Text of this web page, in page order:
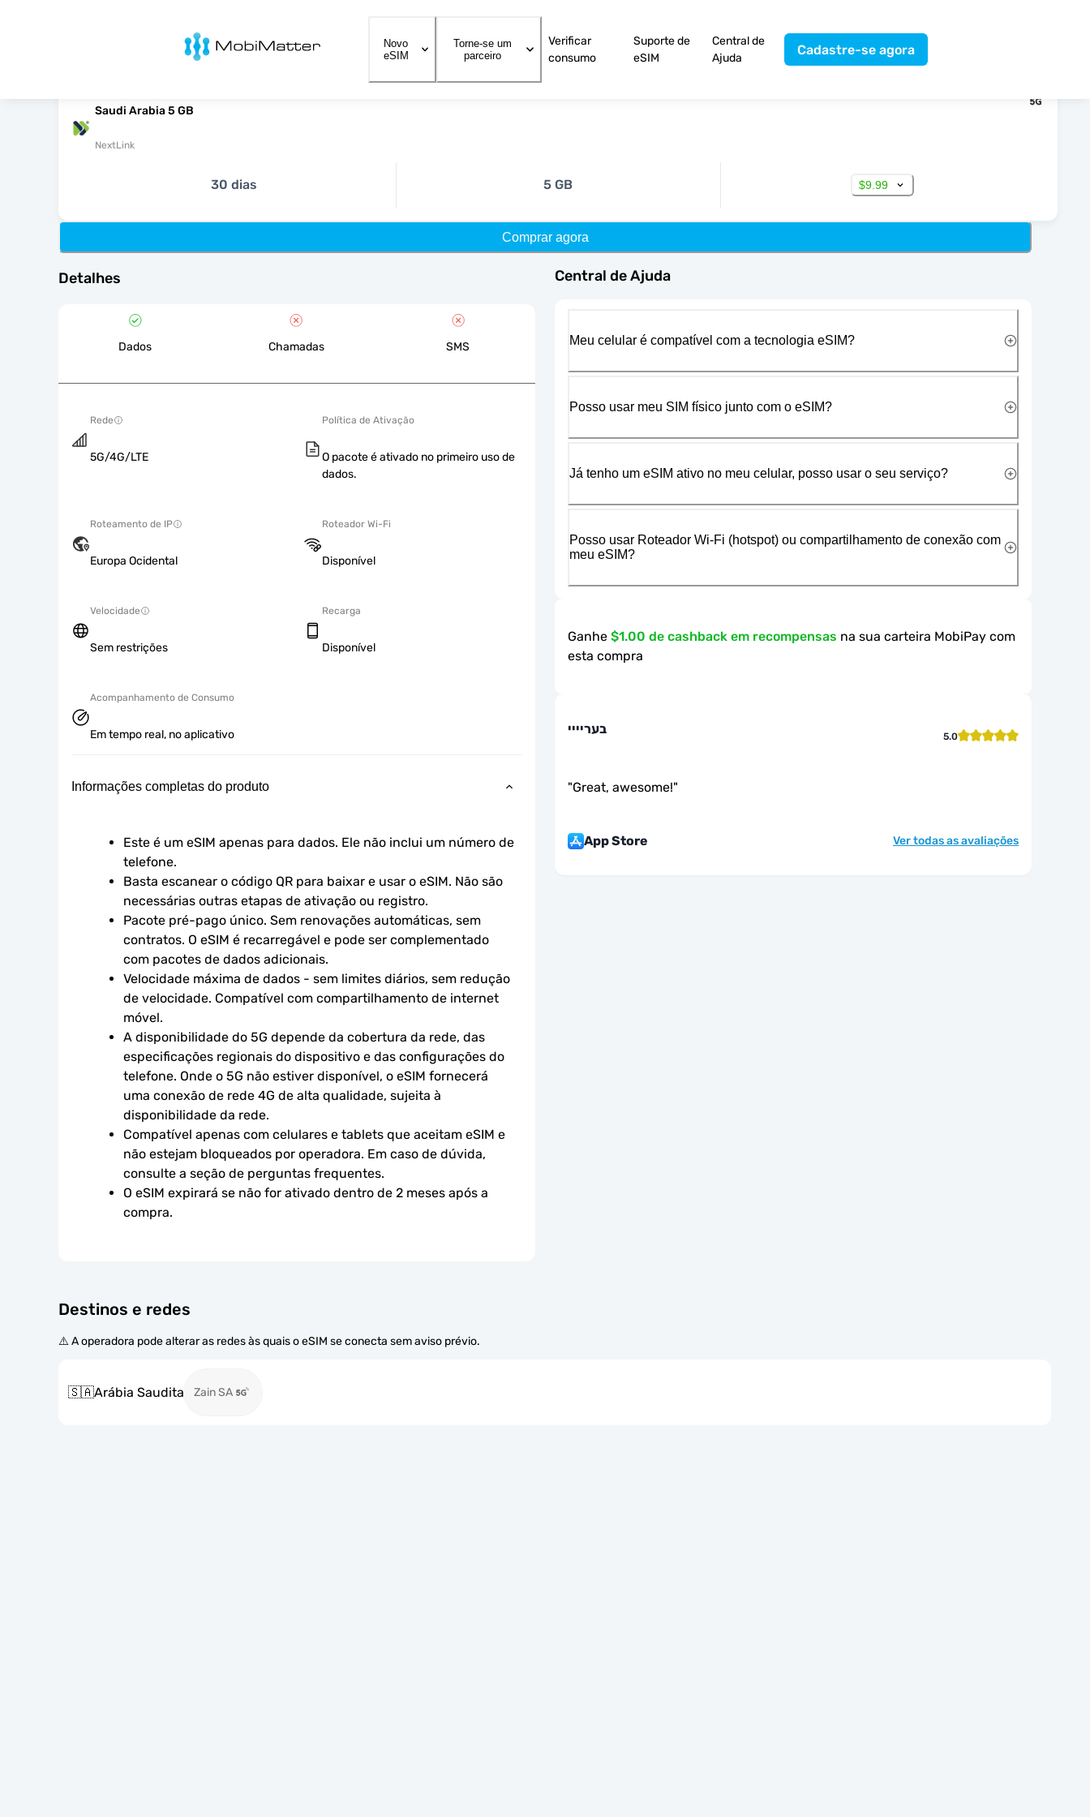
MobiMatter
Novo
eSIM
Torne-se um
parceiro
Verificar
consumo
Suporte de
eSIM
Central de
Ajuda
Cadastre-se agora
Saudi Arabia 5 GB
NextLink
30 dias 5 GB $9.99
Comprar agora
Detalhes
Dados Chamadas SMS
Rede
5G/4G/LTE
Política de Ativação
O pacote é ativado no primeiro uso de
dados.
Roteamento de IP
Europa Ocidental
Roteador Wi-Fi
Disponível
Velocidade
Sem restrições
Recarga
Disponível
Acompanhamento de Consumo
Em tempo real, no aplicativo
Informações completas do produto
Este é um eSIM apenas para dados. Ele não inclui um número de
telefone.
Basta escanear o código QR para baixar e usar o eSIM. Não são
necessárias outras etapas de ativação ou registro.
Pacote pré-pago único. Sem renovações automáticas, sem
contratos. O eSIM é recarregável e pode ser complementado
com pacotes de dados adicionais.
Velocidade máxima de dados - sem limites diários, sem redução
de velocidade. Compatível com compartilhamento de internet
móvel.
A disponibilidade do 5G depende da cobertura da rede, das
especificações regionais do dispositivo e das configurações do
telefone. Onde o 5G não estiver disponível, o eSIM fornecerá
uma conexão de rede 4G de alta qualidade, sujeita à
disponibilidade da rede.
Compatível apenas com celulares e tablets que aceitam eSIM e
não estejam bloqueados por operadora. Em caso de dúvida,
consulte a seção de perguntas frequentes.
O eSIM expirará se não for ativado dentro de 2 meses após a
compra.
Destinos e redes
⚠️ A operadora pode alterar as redes às quais o eSIM se conecta sem aviso prévio.
🇸🇦Arábia Saudita Zain SA
Central de Ajuda
Meu celular é compatível com a tecnologia eSIM?
Posso usar meu SIM físico junto com o eSIM?
Já tenho um eSIM ativo no meu celular, posso usar o seu serviço?
Posso usar Roteador Wi-Fi (hotspot) ou compartilhamento de conexão com
meu eSIM?
Ganhe $1.00 de cashback em recompensas na sua carteira MobiPay com
esta compra
בעריייי 5.0
"Great, awesome!"
App Store Ver todas as avaliações